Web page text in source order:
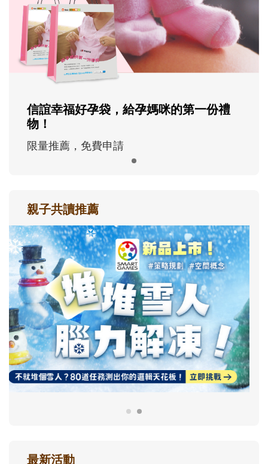
信誼幸福好孕袋，給孕媽咪的第一份禮
物！
限量推薦，免費申請
親子共讀推薦
最新活動